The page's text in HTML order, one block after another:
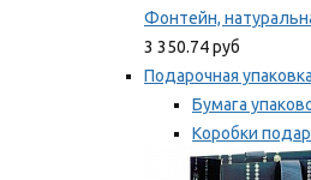
Фонтейн,
3 350.74 руб
Подарочная упаковка
Бумага
Коробки
Ленты, бобины